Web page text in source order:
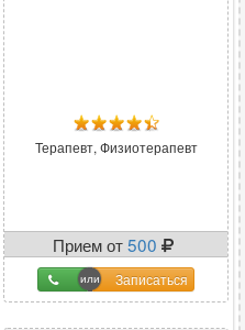
Терапевт, Физиотерапевт
Прием от500
Записаться